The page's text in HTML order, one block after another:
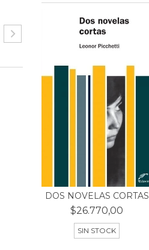
DOS NOVELAS CORTAS
$26.770,00
SIN STOCK